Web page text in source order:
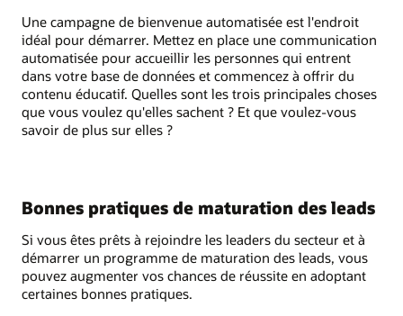
Une campagne de bienvenue automatisée est l'endroit
idéal pour démarrer. Mettez en place une communication
automatisée pour accueillir les personnes qui entrent
dans votre base de données et commencez à offrir du
contenu éducatif. Quelles sont les trois principales choses
que vous voulez qu'elles sachent ? Et que voulez-vous
savoir de plus sur elles ?
Bonnes pratiques de maturation des leads
Si vous êtes prêts à rejoindre les leaders du secteur et à
démarrer un programme de maturation des leads, vous
pouvez augmenter vos chances de réussite en adoptant
certaines bonnes pratiques.